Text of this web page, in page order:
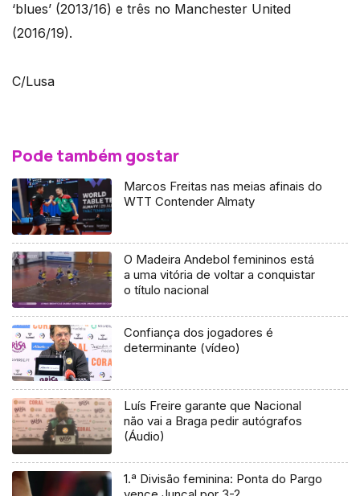
‘blues’ (2013/16) e três no Manchester United
(2016/19).
C/Lusa
Pode também gostar
Marcos Freitas nas meias afinais do
WTT Contender Almaty
O Madeira Andebol femininos está
a uma vitória de voltar a conquistar
o título nacional
Confiança dos jogadores é
determinante (vídeo)
Luís Freire garante que Nacional
não vai a Braga pedir autógrafos
(Áudio)
1.ª Divisão feminina: Ponta do Pargo